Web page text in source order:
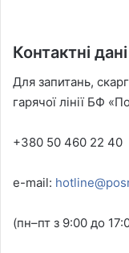
Контактні дані
Для запитань,
гарячої лінії БФ
+380 50 460 22 40
e-mail:
(пн–пт з 9:00 до